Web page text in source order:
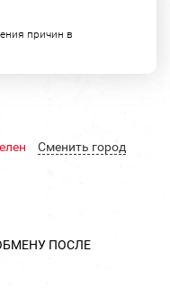
причин в
Cменить город
ПОСЛЕ